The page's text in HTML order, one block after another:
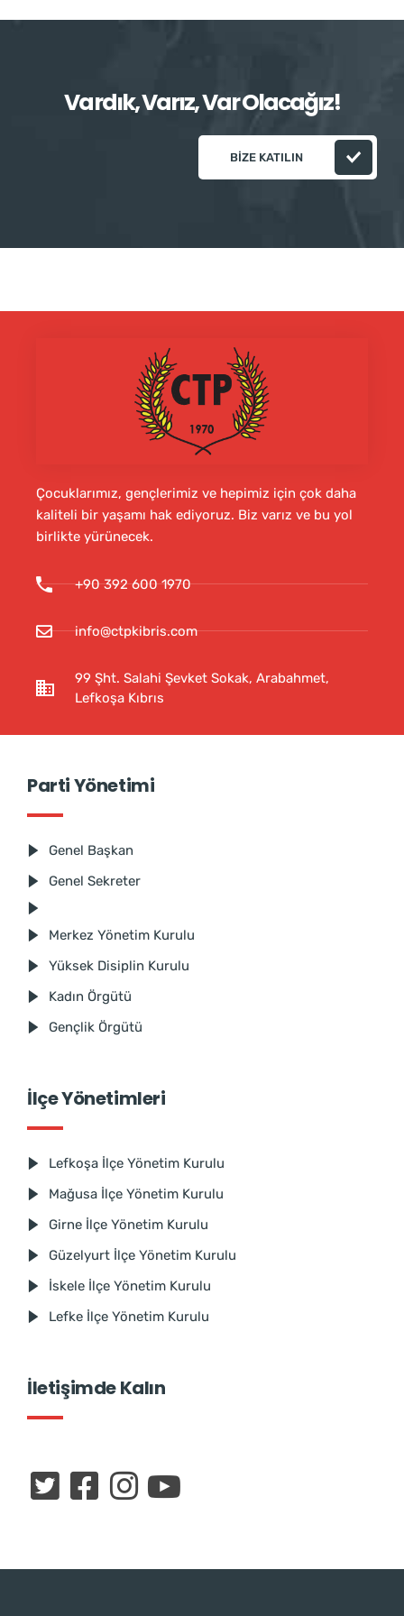
Vardık, Varız, Var Olacağız!
BIZE KATILIN
Çocuklarımız, gençlerimiz ve hepimiz için çok daha
kaliteli bir yaşamı hak ediyoruz. Biz varız ve bu yol
birlikte yürünecek.
+90 392 600 1970
info@ctpkibris.com
99 Şht. Salahi Şevket Sokak, Arabahmet,
Lefkoşa Kıbrıs
Parti Yönetimi
Genel Başkan
Genel Sekreter
Merkez Yönetim Kurulu
Yüksek Disiplin Kurulu
Kadın Örgütü
Gençlik Örgütü
İlçe Yönetimleri
Lefkoşa İlçe Yönetim Kurulu
Mağusa İlçe Yönetim Kurulu
Girne İlçe Yönetim Kurulu
Güzelyurt İlçe Yönetim Kurulu
İskele İlçe Yönetim Kurulu
Lefke İlçe Yönetim Kurulu
İletişimde Kalın